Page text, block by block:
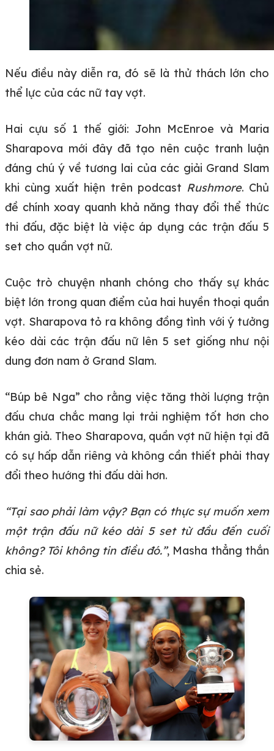
Nếu điều này diễn ra, đó sẽ là thử thách lớn cho
thể lực của các nữ tay vợt.
Hai cựu số 1 thế giới: John McEnroe và Maria
Sharapova mới đây đã tạo nên cuộc tranh luận
đáng chú ý về tương lai của các giải Grand Slam
khi cùng xuất hiện trên podcast Rushmore. Chủ
đề chính xoay quanh khả năng thay đổi thể thức
thi đấu, đặc biệt là việc áp dụng các trận đấu 5
set cho quần vợt nữ.
Cuộc trò chuyện nhanh chóng cho thấy sự khác
biệt lớn trong quan điểm của hai huyền thoại quần
vợt. Sharapova tỏ ra không đồng tình với ý tưởng
kéo dài các trận đấu nữ lên 5 set giống như nội
dung đơn nam ở Grand Slam.
“Búp bê Nga” cho rằng việc tăng thời lượng trận
đấu chưa chắc mang lại trải nghiệm tốt hơn cho
khán giả. Theo Sharapova, quần vợt nữ hiện tại đã
có sự hấp dẫn riêng và không cần thiết phải thay
đổi theo hướng thi đấu dài hơn.
“Tại sao phải làm vậy? Bạn có thực sự muốn xem
một trận đấu nữ kéo dài 5 set từ đầu đến cuối
không? Tôi không tin điều đó.”, Masha thẳng thắn
chia sẻ.